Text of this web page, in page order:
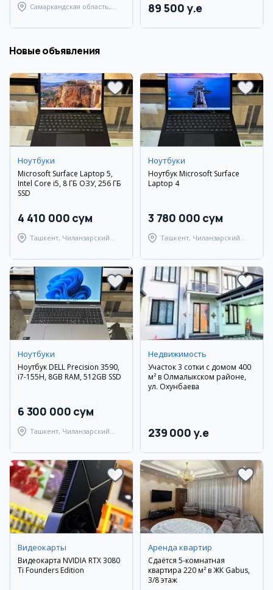
Самаркандская область,
89 500 y.e
Новые объявления
Ноутбуки
Microsoft Surface Laptop 5,
Intel Core i5, 8 ГБ ОЗУ, 256 ГБ
SSD
4 410 000 сум
Ташкент, Чиланзарский
Ноутбуки
Ноутбук Microsoft Surface
Laptop 4
3 780 000 сум
Ташкент, Чиланзарский
Ноутбуки
Ноутбук DELL Precision 3590,
i7-155H, 8GB RAM, 512GB SSD
6 300 000 сум
Ташкент, Чиланзарский
Недвижимость
Участок 3 сотки с домом 400
м² в Олмалыкском районе,
ул. Охунбаева
239 000 y.e
Видеокарты
Видеокарта NVIDIA RTX 3080
Ti Founders Edition
Аренда квартир
Сдаётся 5-комнатная
квартира 220 м² в ЖК Gabus,
3/8 этаж